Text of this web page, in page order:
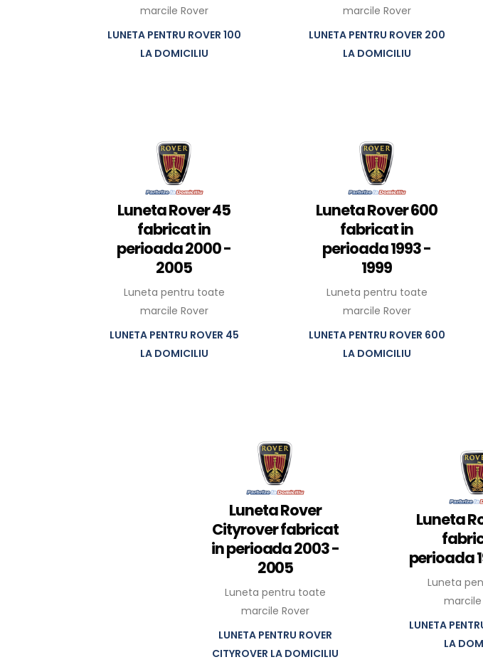
marcile Rover
LUNETA PENTRU ROVER 100
LA DOMICILIU
marcile Rover
LUNETA PENTRU ROVER 200
LA DOMICILIU
Luneta Rover 45
fabricat in
perioada 2000 -
2005
Luneta pentru toate
marcile Rover
LUNETA PENTRU ROVER 45
LA DOMICILIU
Luneta Rover 600
fabricat in
perioada 1993 -
1999
Luneta pentru toate
marcile Rover
LUNETA PENTRU ROVER 600
LA DOMICILIU
Luneta Rover
Cityrover fabricat
in perioada 2003 -
2005
Luneta pentru toate
marcile Rover
LUNETA PENTRU ROVER
CITYROVER LA DOMICILIU
Luneta
perioada
Luneta
marcile
LUNETA
LA